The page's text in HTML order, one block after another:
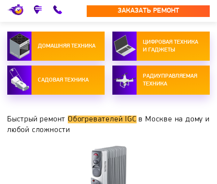
ЗАКАЗАТЬ РЕМОНТ
ДОМАШНЯЯ ТЕХНИКА
ЦИФРОВАЯ ТЕХНИКА
И ГАДЖЕТЫ
САДОВАЯ ТЕХНИКА
РАДИУПРАВЛЯЕМАЯ
ТЕХНИКА
Быстрый ремонтОбогревателей IGC в Москве на дому и
любой сложности